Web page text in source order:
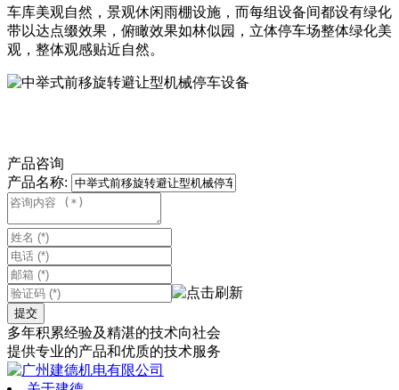
车库美观自然，景观休闲雨棚设施，而每组设备间都设有绿化
带以达点缀效果，俯瞰效果如林似园，立体停车场整体绿化美
观，整体观感贴近自然。
产品咨询
产品名称:
提交
多年积累经验及精湛的技术向社会
提供专业的产品和优质的技术服务